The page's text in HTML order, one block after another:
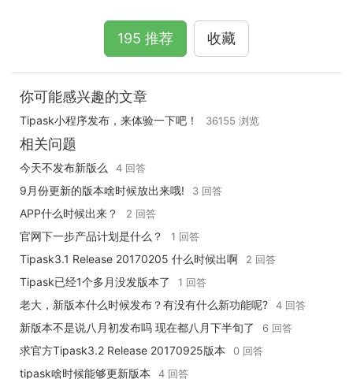
195 推荐 收藏
你可能感兴趣的文章
Tipask小程序发布，来体验一下吧！ 36155 浏览
相关问题
今天不发布新版么 4 回答
9月份更新的版本啥时候放出来哦! 3 回答
APP什么时候出来？ 2 回答
官网下一步产品计划是什么？ 1 回答
Tipask3.1 Release 20170205 什么时候出啊 2 回答
Tipask已经1个多月没发版本了 1 回答
老大，新版本什么时候发布？有没有什么新功能呢? 4 回答
新版本不是说八月初发布吗 现在都八月下半旬了 6 回答
求官方Tipask3.2 Release 20170925版本 0 回答
tipask啥时候能够更新版本 4 回答